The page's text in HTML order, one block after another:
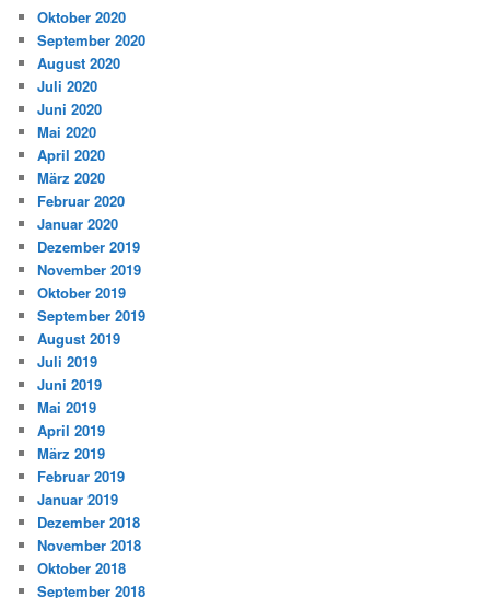
Oktober 2020
September 2020
August 2020
Juli 2020
Juni 2020
Mai 2020
April 2020
März 2020
Februar 2020
Januar 2020
Dezember 2019
November 2019
Oktober 2019
September 2019
August 2019
Juli 2019
Juni 2019
Mai 2019
April 2019
März 2019
Februar 2019
Januar 2019
Dezember 2018
November 2018
Oktober 2018
September 2018